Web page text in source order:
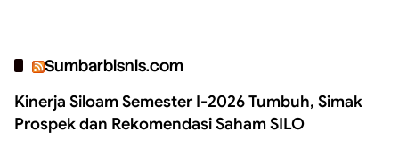
Sumbarbisnis.com
Kinerja Siloam Semester I-2026 Tumbuh, Simak
Prospek dan Rekomendasi Saham SILO